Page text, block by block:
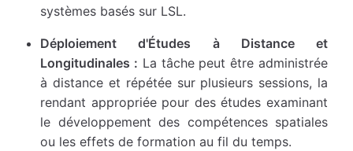
systèmes basés sur LSL.
Déploiement d'Études à Distance et
Longitudinales : La tâche peut être administrée
à distance et répétée sur plusieurs sessions, la
rendant appropriée pour des études examinant
le développement des compétences spatiales
ou les effets de formation au fil du temps.